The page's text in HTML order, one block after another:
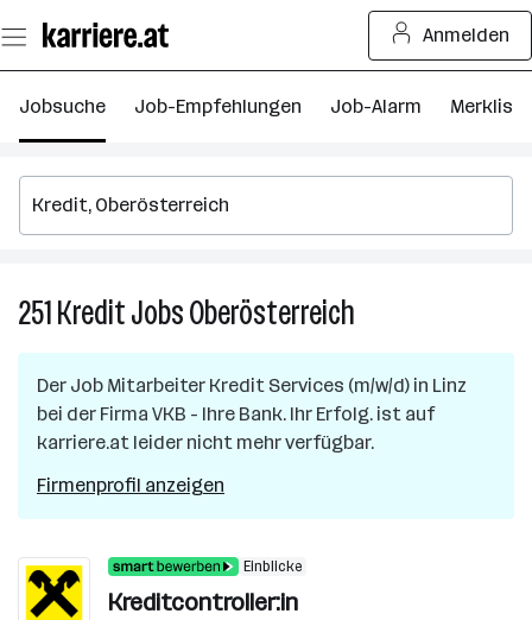
Seiteninhalt
springen
Anmelden
Jobsuche Job-Empfehlungen Job-Alarm Merkliste
251KreditJobsOberösterreich
in
Oberösterreich
Der Job Mitarbeiter Kredit Services (m/w/d) in Linz
bei der Firma VKB - Ihre Bank. Ihr Erfolg. ist auf
karriere.at leider nicht mehr verfügbar.
Firmenprofil anzeigen
Einblicke
Kreditcontroller:in